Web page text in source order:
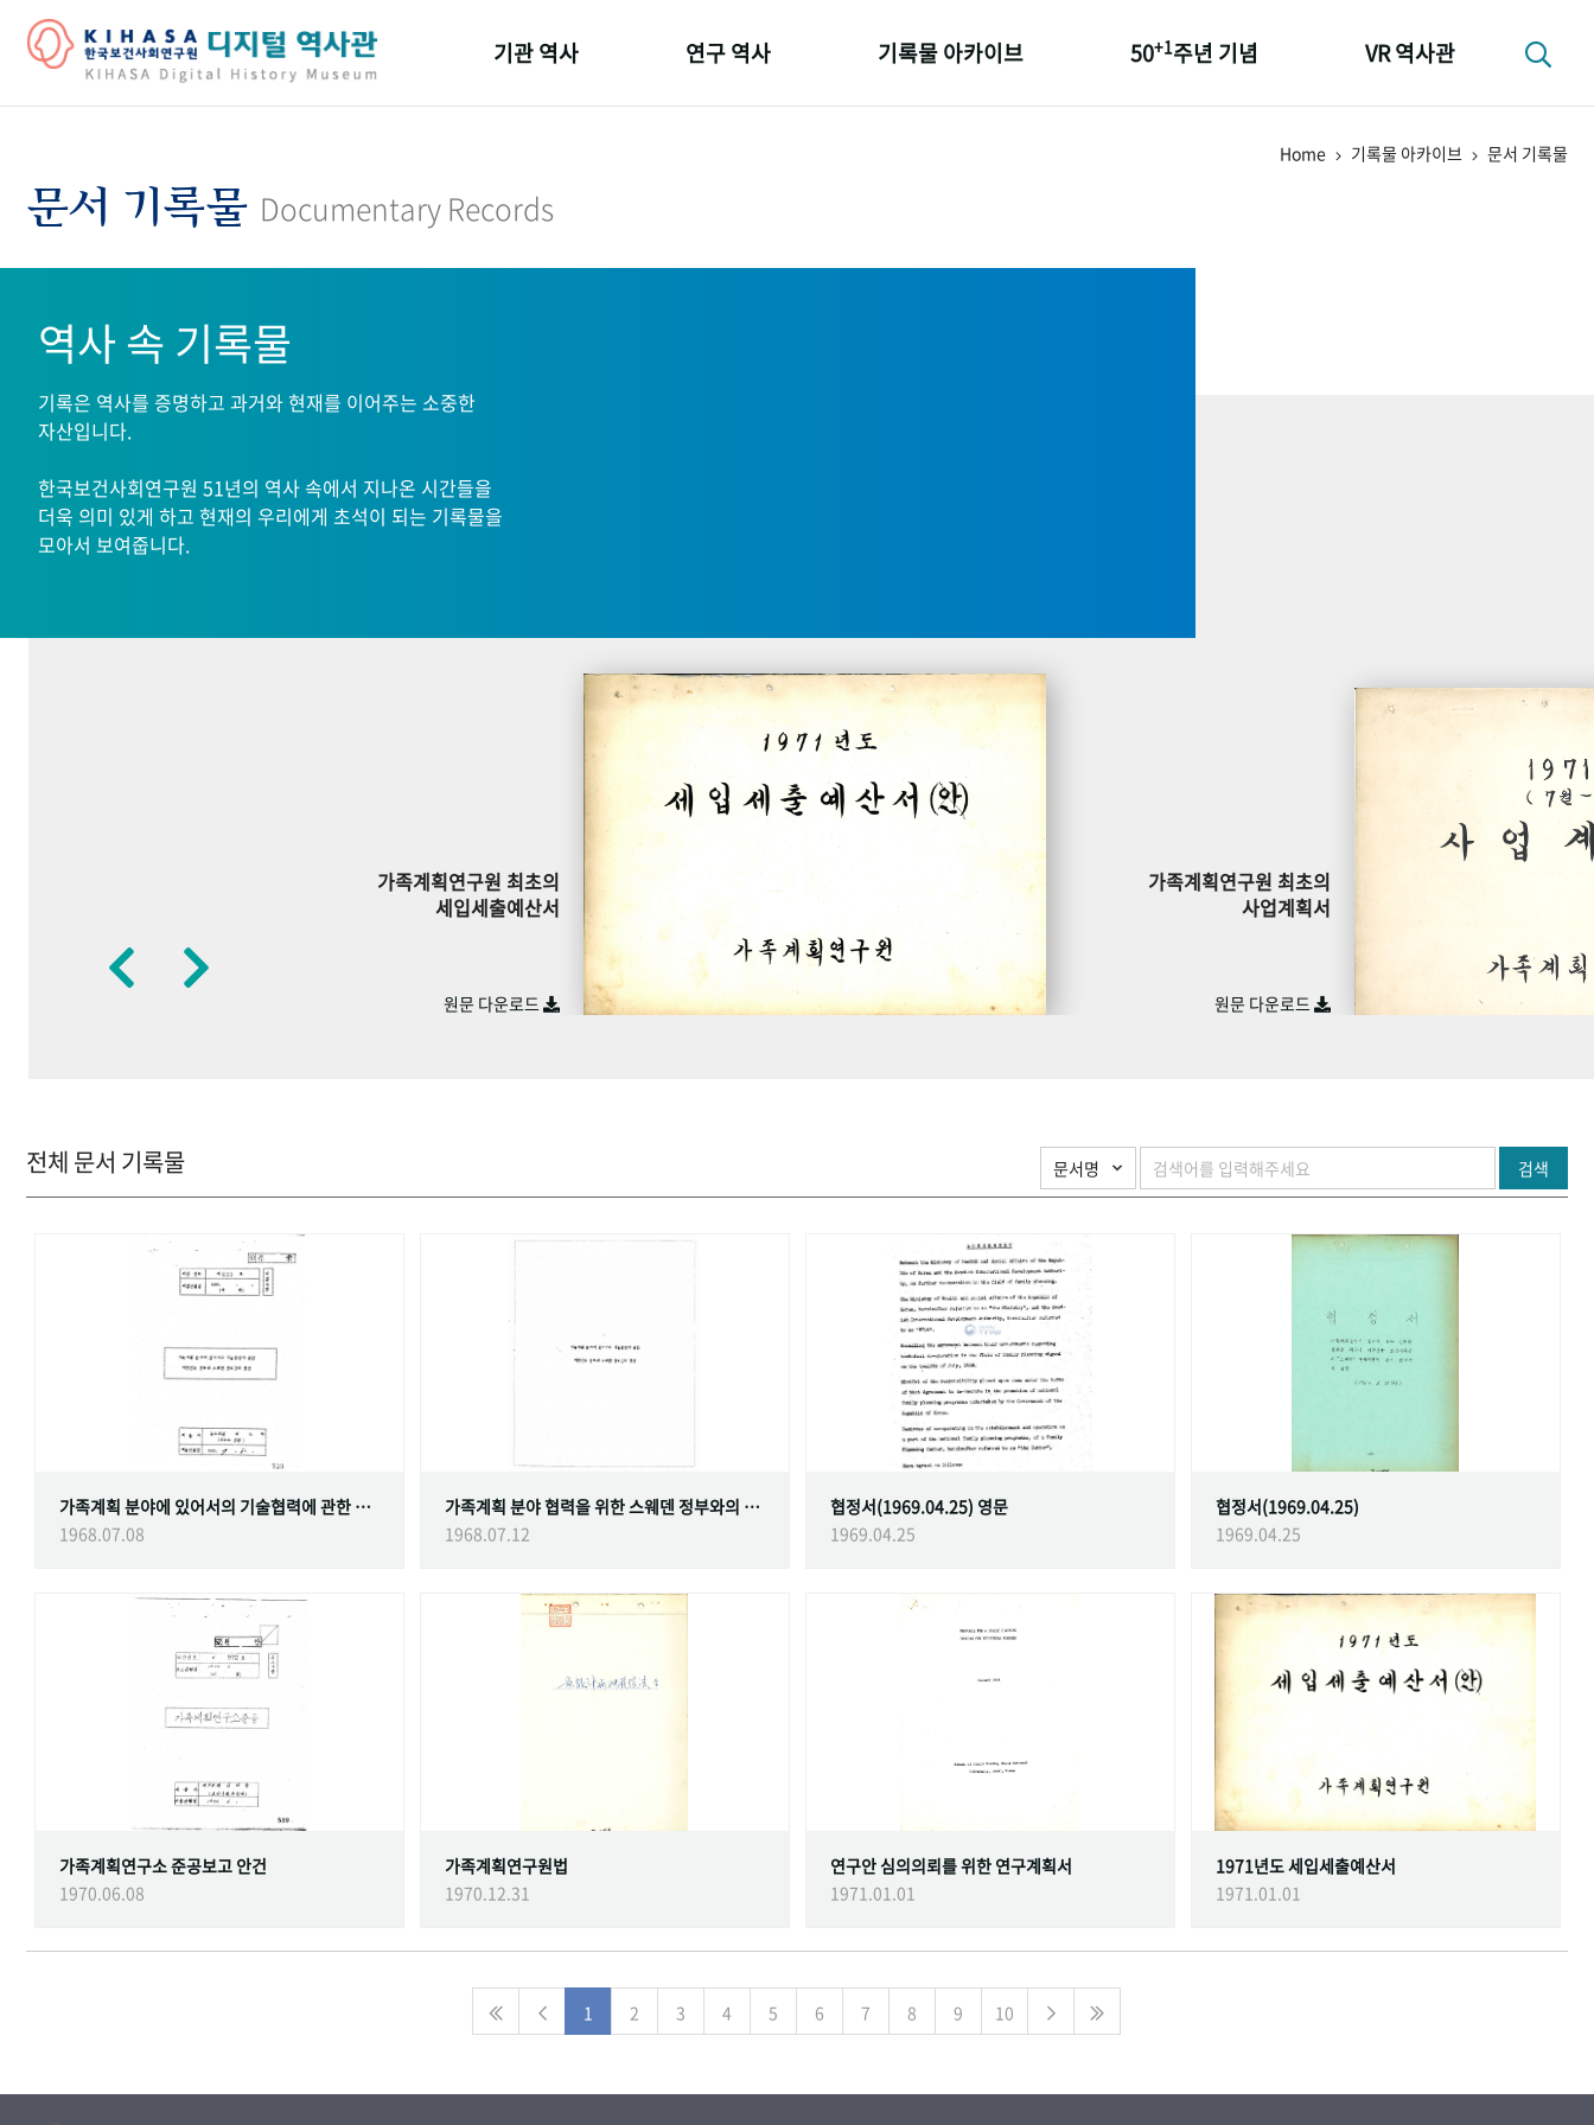
기관 역사
기관 변천사
연구 역사 기록물 아카이브 50+1주년 기념 VR 역사관
Home 기록물 아카이브 문서 기록물
문서 기록물 Documentary Records
역사 속 기록물
기록은 역사를 증명하고 과거와 현재를 이어주는 소중한
자산입니다.
한국보건사회연구원 51년의 역사 속에서 지나온 시간들을
더욱 의미 있게 하고 현재의 우리에게 초석이 되는 기록물을
모아서 보여줍니다.
가족계획연구원 최초의
세입세출예산서
원문 다운로드
가족계획연구원 최초의
사업계획서
원문 다운로드
전체 문서 기록물 검색
가족계획 분야에 있어서의 기술협력에 관한 대한민국정부와 스웨덴 정부간의 협정
1968.07.08
가족계획 분야 협력을 위한 스웨덴 정부와의 협정
1968.07.12
협정서(1969.04.25) 영문
1969.04.25
협정서(1969.04.25)
1969.04.25
가족계획연구소 준공보고 안건
1970.06.08
가족계획연구원법
1970.12.31
연구안 심의의뢰를 위한 연구계획서
1971.01.01
1971년도 세입세출예산서
1971.01.01
1 2 3 4 5 6 7 8 9 10